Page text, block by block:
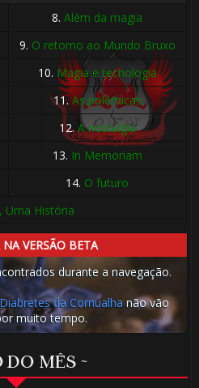
8.Além da magia
9. O retorno ao Mundo Bruxo
10. Magia e tecnologia
11.As polêmicas
12.A nostalgia
13. In Memoriam
14. O futuro
Uma História
VERSÃO BETA
durante a navegação.
da Cornualha não vão
muito tempo.
DO MÊS ~